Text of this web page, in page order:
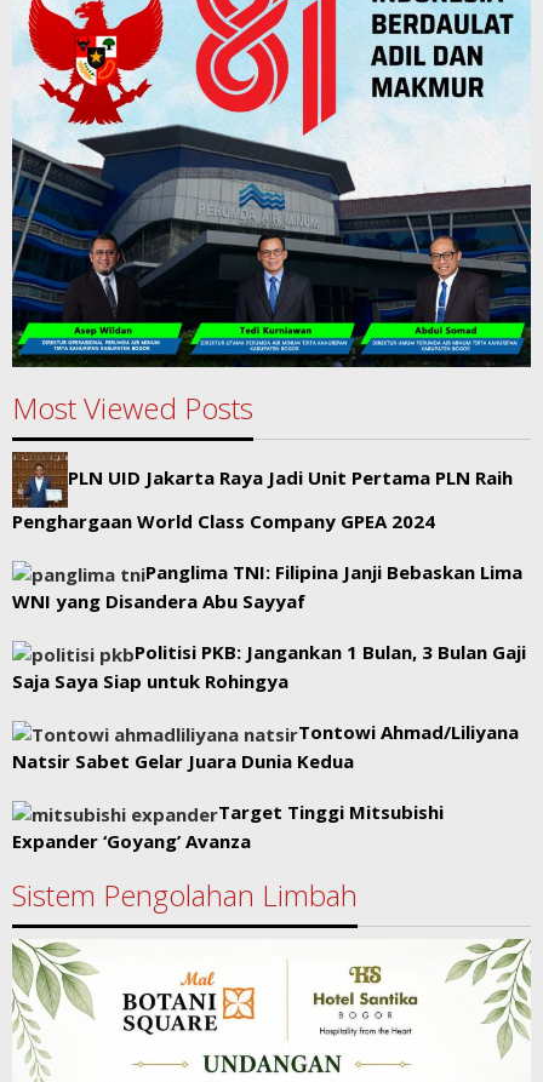
Most Viewed Posts
PLN UID Jakarta Raya Jadi Unit Pertama PLN Raih
Penghargaan World Class Company GPEA 2024
Panglima TNI: Filipina Janji Bebaskan Lima
WNI yang Disandera Abu Sayyaf
Politisi PKB: Jangankan 1 Bulan, 3 Bulan Gaji
Saja Saya Siap untuk Rohingya
Tontowi Ahmad/Liliyana
Natsir Sabet Gelar Juara Dunia Kedua
Target Tinggi Mitsubishi
Expander ‘Goyang’ Avanza
Sistem Pengolahan Limbah